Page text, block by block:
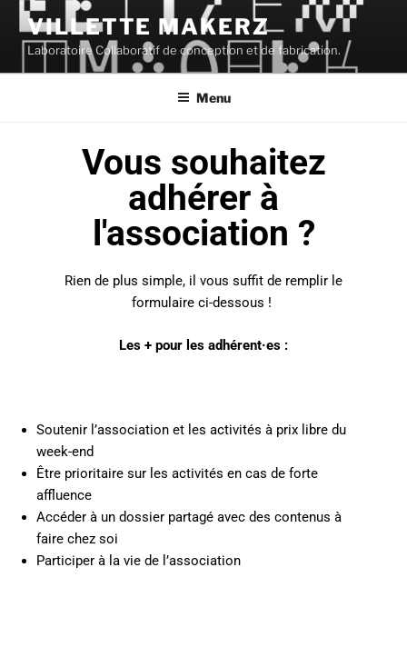
VILLETTE MAKERZ
Laboratoire Collaboratif de conception et de fabrication.
Menu
Vous souhaitez
adhérer à
l'association ?
Rien de plus simple, il vous suffit de remplir le
formulaire ci-dessous !
Les + pour les adhérent·es :
Soutenir l’association et les activités à prix libre du
week-end
Être prioritaire sur les activités en cas de forte
affluence
Accéder à un dossier partagé avec des contenus à
faire chez soi
Participer à la vie de l’association